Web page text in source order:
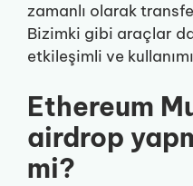
zamanlı olarak
Bizimki gibi araçlar
etkileşimli ve
Ethereum
airdrop
mi?